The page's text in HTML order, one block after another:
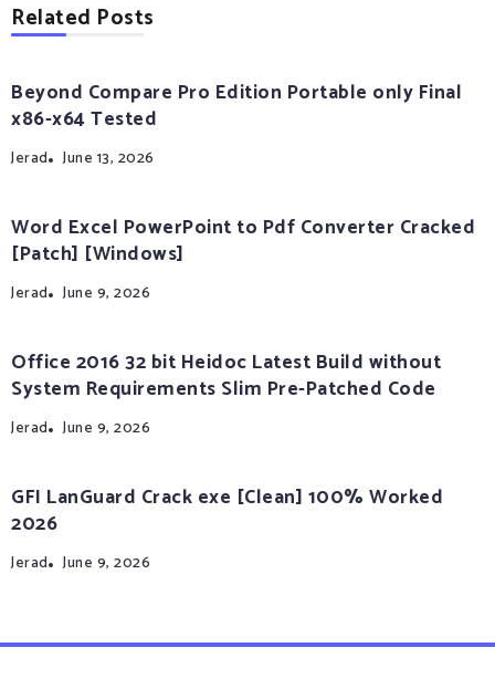
Related Posts
Beyond Compare Pro Edition Portable only Final
x86-x64 Tested
Jerad June 13, 2026
Word Excel PowerPoint to Pdf Converter Cracked
[Patch] [Windows]
Jerad June 9, 2026
Office 2016 32 bit Heidoc Latest Build without
System Requirements Slim Pre-Patched Code
Jerad June 9, 2026
GFI LanGuard Crack exe [Clean] 100% Worked
2026
Jerad June 9, 2026